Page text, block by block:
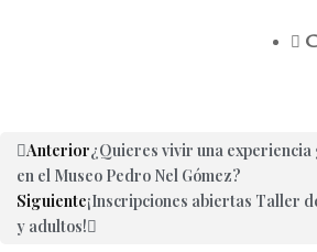
Anterior¿Quieres vivir una
en el Museo Pedro Nel Gómez?
Siguiente¡Inscripciones abiertas Taller
y adultos!